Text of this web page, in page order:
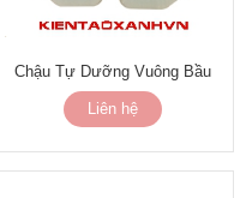
Chậu Tự Dưỡng Vuông Bầu
Liên hệ